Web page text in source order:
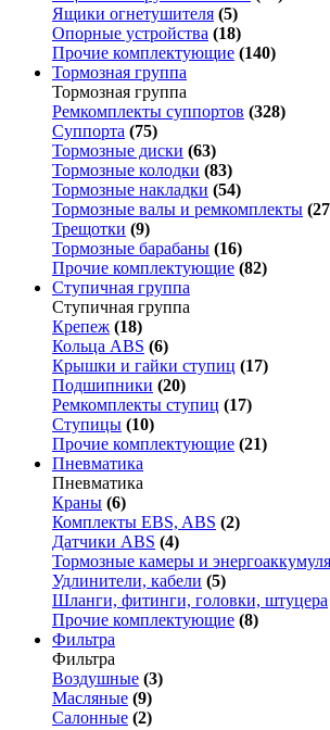
Ящики огнетушителя (5)
Опорные устройства (18)
Прочие комплектующие (140)
Тормозная группа
Тормозная группа
Ремкомплекты суппортов (328)
Суппорта (75)
Тормозные диски (63)
Тормозные колодки (83)
Тормозные накладки (54)
Тормозные валы и ремкомплекты
Трещотки (9)
Тормозные барабаны (16)
Прочие комплектующие (82)
Ступичная группа
Ступичная группа
Крепеж (18)
Кольца ABS (6)
Крышки и гайки ступиц (17)
Подшипники (20)
Ремкомплекты ступиц (17)
Ступицы (10)
Прочие комплектующие (21)
Пневматика
Пневматика
Краны (6)
Комплекты EBS, ABS (2)
Датчики ABS (4)
Тормозные камеры и
Удлинители, кабели (5)
Шланги, фитинги, головки, штуцера
Прочие комплектующие (8)
Фильтра
Фильтра
Воздушные (3)
Масляные (9)
Салонные (2)